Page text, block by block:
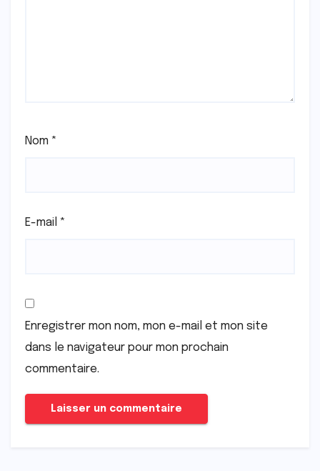
Nom *
E-mail *
Enregistrer mon nom, mon e-mail et mon site
dans le navigateur pour mon prochain
commentaire.